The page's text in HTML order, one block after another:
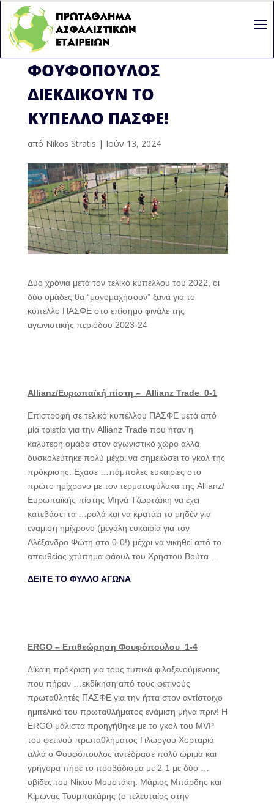
ALLIANZ TRADE ΚΑΙ
ΦΟΥΦΌΠΟΥΛΟΣ
ΔΙΕΚΔΙΚΟΎΝ ΤΟ
ΚΎΠΕΛΛΟ ΠΑΣΦΕ!
από Nikos Stratis | Ιούν 13, 2024
Δύο χρόνια μετά τον τελικό κυπέλλου του 2022, οι
δύο ομάδες θα “μονομαχήσουν” ξανά για το
κύπελλο ΠΑΣΦΕ στο επίσημο φινάλε της
αγωνιστικής περιόδου 2023-24
Allianz/Ευρωπαϊκή πίστη – AllianzTrade0-1
Επιστροφή σε τελικό κυπέλλου ΠΑΣΦΕ μετά από
μία τριετία για την Allianz Trade που ήταν η
καλύτερη ομάδα στον αγωνιστικό χώρο αλλά
δυσκολεύτηκε πολύ μέχρι να σημειώσει το γκολ της
πρόκρισης. Εχασε …πάμπολες ευκαιρίες στο
πρώτο ημίχρονο με τον τερματοφύλακα της Allianz/
Ευρωπαϊκής πίστης Μηνά Τζωρτζάκη να έχει
κατεβάσει τα …ρολά και να κρατάει το μηδέν για
εναμιση ημίχρονο (μεγάλη ευκαιρία για τον
Αλέξανδρο Φώτη στο 0-0!) μέχρι να νικηθεί από το
απευθείας χτύπημα φάουλ του Χρήστου Βούτα….
ΔΕΙΤΕ ΤΟ ΦΥΛΛΟ ΑΓΩΝΑ
ERGO – Επιθεώρηση Φουφόπουλου 1-4
Δίκαιη πρόκριση για τους τυπικά φιλοξενούμενους
που πήραν …εκδίκηση από τους φετινούς
πρωταθλητές ΠΑΣΦΕ για την ήττα στον αντίστοιχο
ημιτελικό του πρωταθλήματος ενάμιση μήνα πριν! Η
ERGO μάλιστα προηγήθηκε με το γκολ του MVP
του φετινού πρωταθλήματος Γιλωργου Χορταριά
αλλά ο Φουφόπουλος αντέδρασε πολύ ώριμα και
γρήγορα πήρε το προβάδισμα με 2-1 με δύο …
οβίδες του Νίκου Μουστάκη. Μάριος Μπάρδης και
Κίμωνας Τουμπακάρης (ο τελευταίος στην